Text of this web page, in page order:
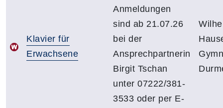
Klavier für
Erwachsene
Anmeldungen
sind ab 21.07.26
bei der
Ansprechpartnerin
Birgit Tschan
unter 07222/381-
3533 oder per E-